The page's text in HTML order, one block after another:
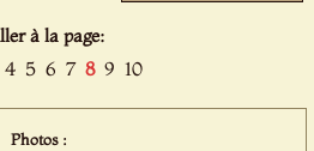
à la page:
4 5 6 7 8 9 10
Photos :